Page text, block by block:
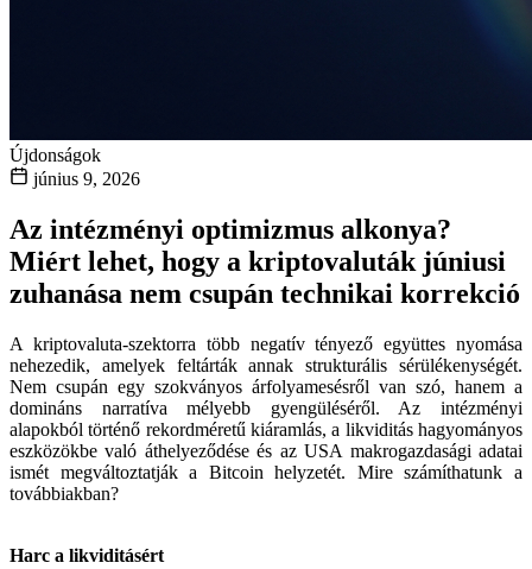
Újdonságok
június 9, 2026
Az intézményi optimizmus alkonya?
Miért lehet, hogy a kriptovaluták júniusi
zuhanása nem csupán technikai korrekció
A kriptovaluta-szektorra több negatív tényező együttes nyomása
nehezedik, amelyek feltárták annak strukturális sérülékenységét.
Nem csupán egy szokványos árfolyamesésről van szó, hanem a
domináns narratíva mélyebb gyengüléséről. Az intézményi
alapokból történő rekordméretű kiáramlás, a likviditás hagyományos
eszközökbe való áthelyeződése és az USA makrogazdasági adatai
ismét megváltoztatják a Bitcoin helyzetét. Mire számíthatunk a
továbbiakban?
Harc a likviditásért